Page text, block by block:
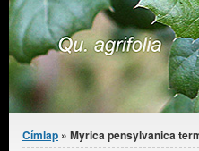
Jelenlegi hely
Címlap » Myrica pensylvanica